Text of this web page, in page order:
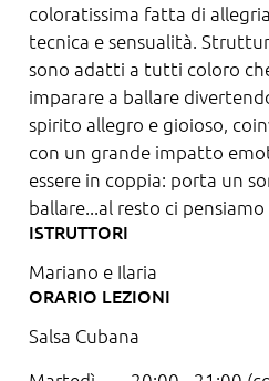
coloratissima fatta di
tecnica e sensualità.
sono adatti a tutti coloro
imparare a ballare
spirito allegro e gioioso,
con un grande impatto
essere in coppia: porta un
ballare...al resto ci
ISTRUTTORI
Mariano e Ilaria
ORARIO LEZIONI
Salsa Cubana